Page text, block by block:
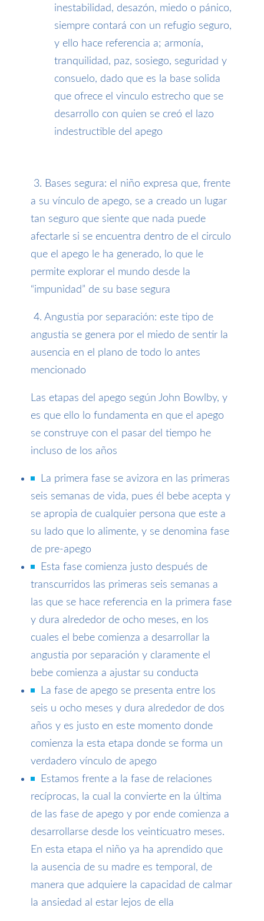
inestabilidad, desazón, miedo o pánico,
siempre contará con un refugio seguro,
y ello hace referencia a; armonía,
tranquilidad, paz, sosiego, seguridad y
consuelo, dado que es la base solida
que ofrece el vinculo estrecho que se
desarrollo con quien se creó el lazo
indestructible del apego
3. Bases segura: el niño expresa que, frente
a su vínculo de apego, se a creado un lugar
tan seguro que siente que nada puede
afectarle si se encuentra dentro de el circulo
que el apego le ha generado, lo que le
permite explorar el mundo desde la
“impunidad” de su base segura
4. Angustia por separación: este tipo de
angustia se genera por el miedo de sentir la
ausencia en el plano de todo lo antes
mencionado
Las etapas del apego según John Bowlby, y
es que ello lo fundamenta en que el apego
se construye con el pasar del tiempo he
incluso de los años
La primera fase se avizora en las primeras
seis semanas de vida, pues él
bebe acepta y
se apropia de cualquier persona que este a
su lado que lo alimente, y se denomina fase
de pre-apego
Esta fase comienza justo después de
transcurridos las primeras seis semanas a
las que se hace referencia en la primera fase
y dura alrededor de ocho meses, en los
cuales el bebe comienza a desarrollar la
angustia por separación y claramente el
bebe comienza a ajustar su conducta
La fase de apego se presenta entre los
seis u ocho meses y dura alrededor de dos
años y es justo en este momento donde
comienza la esta etapa donde se forma un
verdadero vínculo de apego
Estamos frente a la fase de relaciones
recíprocas, la cual la convierte en la última
de las fase de apego y por ende comienza a
desarrollarse desde los veinticuatro meses.
En esta etapa el niño ya ha aprendido que
la ausencia de su madre es temporal, de
manera que adquiere la capacidad de calmar
la ansiedad al estar lejos de ella